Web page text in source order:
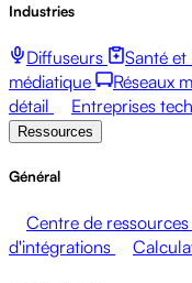
Industries
Diffuseurs Santé et
médiatique
Réseaux
détail
Entreprises
Ressources
Général
Centre de ressources
d'intégrations